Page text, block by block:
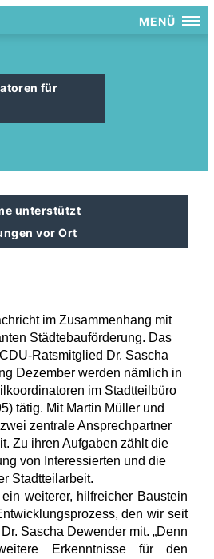
MENÜ
für
unterstützt
vor Ort
im Zusammenhang mit
Städtebauförderung. Das
Ratsmitglied Dr. Sascha
Dezember werden nämlich in
im Stadtteilbüro
tätig. Mit Martin Müller und
zentrale Ansprechpartner
Zu ihren Aufgaben zählt die
von Interessierten und die
Stadtteilarbeit.
weiterer, hilfreicher Baustein
den wir seit
Sascha Dewender mit. „Denn
Erkenntnisse für den